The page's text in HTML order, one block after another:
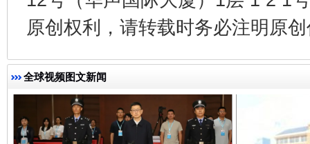
原创权利，请转载时务必注明原
全球视频图文新闻